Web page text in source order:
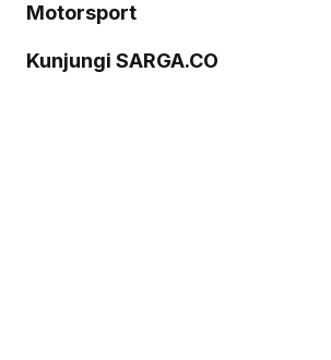
Motorsport
Kunjungi SARGA.CO